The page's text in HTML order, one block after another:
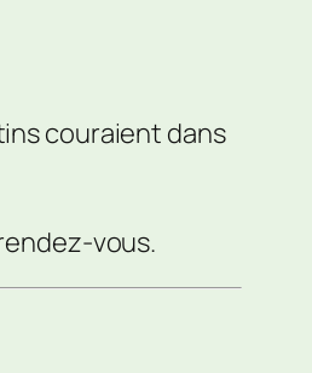
couraient dans
vous.